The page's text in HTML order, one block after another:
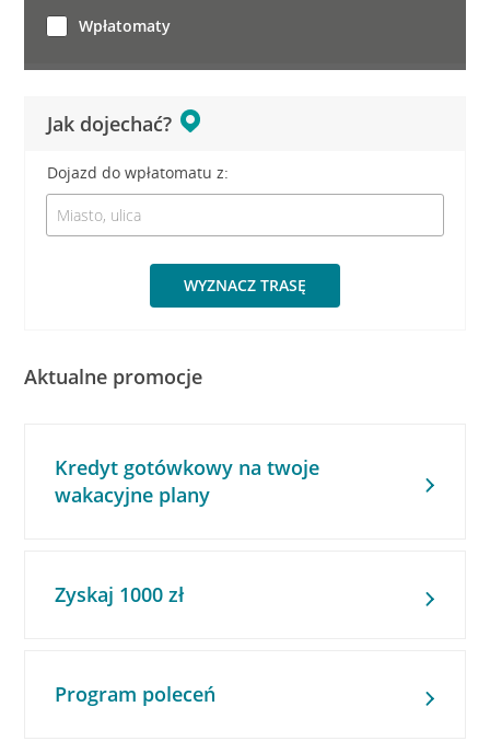
Jak dojechać?
Dojazd do wpłatomatu z:
WYZNACZ TRASĘ
Wpłatomaty
Aktualne promocje
Kredyt gotówkowy na twoje
wakacyjne plany
Zyskaj 1000 zł
Program poleceń